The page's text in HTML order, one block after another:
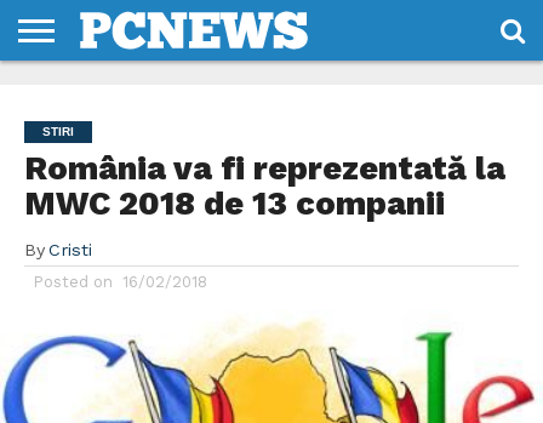
NOI
SI
CONDITII
STIRI
România va fi reprezentată la
MWC 2018 de 13 companii
By Cristi
Posted on 16/02/2018